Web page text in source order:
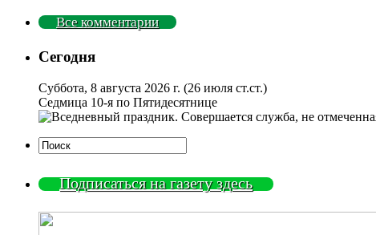
Все комментарии
Сегодня
Суббота, 8 августа 2026 г. (26 июля ст.ст.)
Седмица 10-я по Пятидесятнице
Подписаться на газету здесь